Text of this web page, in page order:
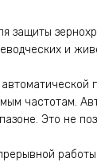
защиты
и
частотам.
Это не